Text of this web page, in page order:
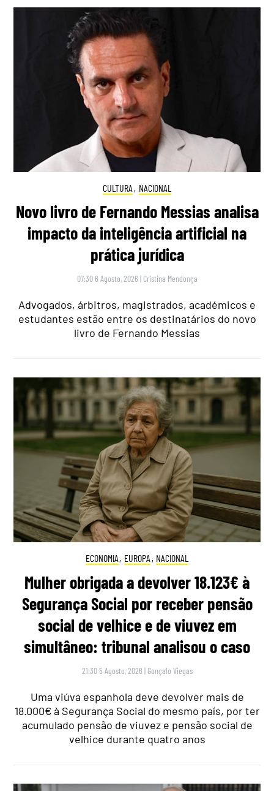
CULTURA , NACIONAL
Novo livro de Fernando Messias analisa
impacto da inteligência artificial na
prática jurídica
07:30 6 Agosto, 2026 | Cristina Mendonça
Advogados, árbitros, magistrados, académicos e
estudantes estão entre os destinatários do novo
livro de Fernando Messias
ECONOMIA, EUROPA , NACIONAL
Mulher obrigada a devolver 18.123€ à
Segurança Social por receber pensão
social de velhice e de viuvez em
simultâneo: tribunal analisou o caso
21:30 5 Agosto, 2026 | Gonçalo Viegas
Uma viúva espanhola deve devolver mais de
18.000€ à Segurança Social do mesmo país, por ter
acumulado pensão de viuvez e pensão social de
velhice durante quatro anos